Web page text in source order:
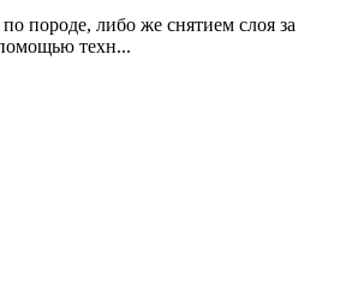
породе, либо же снятием слоя за
техн...